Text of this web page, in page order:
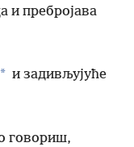
и пребројава
* и задивљујуће
говориш,